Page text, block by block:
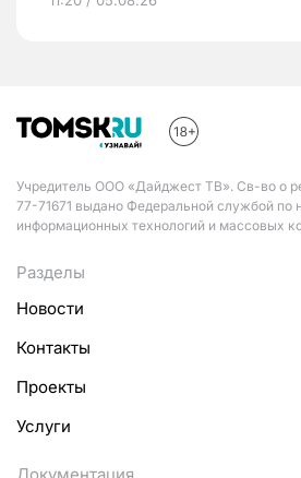
Учредитель ООО «Дайджест ТВ». Св-во о
77-71671 выдано Федеральной службой по
информационных технологий и массовых
Разделы
Новости
Контакты
Проекты
Услуги